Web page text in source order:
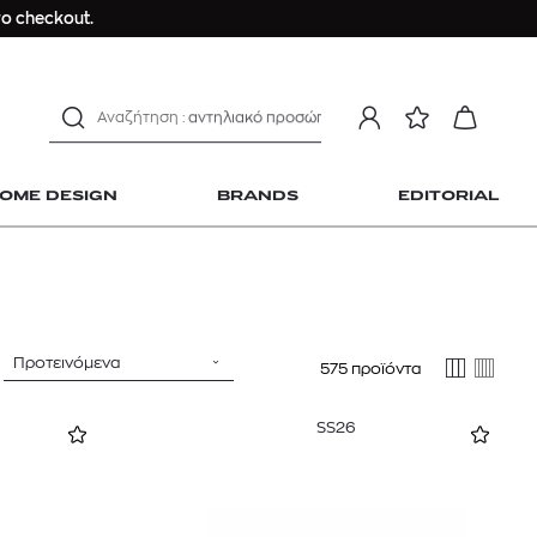
checkout.
DESIGN BRANDS EDITORIAL
αντηλιακό προσώπου
Longchamp Le Pliage
Design
Προτεινόμενα 575 προϊόντα
SS26